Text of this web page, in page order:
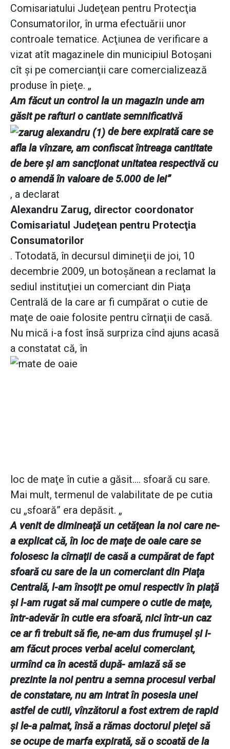
Comisariatului Judeţean pentru Protecţia
Consumatorilor, în urma efectuării unor
controale tematice. Acţiunea de verificare a
vizat atît magazinele din municipiul Botoşani
cît şi pe comercianţii care comercializează
produse în pieţe. „
Am făcut un control la un magazin unde am
găsit pe rafturi o cantiate semnificativă
de bere expirată care se
afla la vînzare, am confiscat întreaga cantitate
de bere şi am sancţionat unitatea respectivă cu
o amendă în valoare de 5.000 de lei”
, a declarat
Alexandru Zarug, director coordonator
Comisariatul Judeţean pentru Protecţia
Consumatorilor
. Totodată, în decursul dimineţii de joi, 10
decembrie 2009, un botoşănean a reclamat la
sediul instituţiei un comerciant din Piaţa
Centrală de la care ar fi cumpărat o cutie de
maţe de oaie folosite pentru cîrnaţii de casă.
Nu mică i-a fost însă surpriza cînd ajuns acasă
a constatat că, în
loc de maţe în cutie a găsit.... sfoară cu sare.
Mai mult, termenul de valabilitate de pe cutia
cu „sfoară” era depăsit. „
A venit de dimineaţă un cetăţean la noi care ne-
a explicat că, în loc de maţe de oaie care se
folosesc la cîrnaţii de casă a cumpărat de fapt
sfoară cu sare de la un comerciant din Piaţa
Centrală, l-am însoţit pe omul respectiv în piaţă
şi l-am rugat să mai cumpere o cutie de maţe,
într-adevăr în cutie era sfoară, nici într-un caz
ce ar fi trebuit să fie, ne-am dus frumuşel şi i-
am făcut proces verbal acelui comerciant,
urmînd ca în acestă după- amiază să se
prezinte la noi pentru a semna procesul verbal
de constatare, nu am intrat în posesia unei
astfel de cutii, vînzătorul a fost extrem de rapid
şi le-a palmat, însă a rămas doctorul pieţei să
se ocupe de marfa expirată, să o scoată de la